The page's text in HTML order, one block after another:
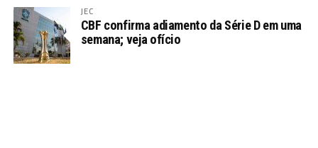
JEC
CBF confirma adiamento da Série D em uma
semana; veja ofício